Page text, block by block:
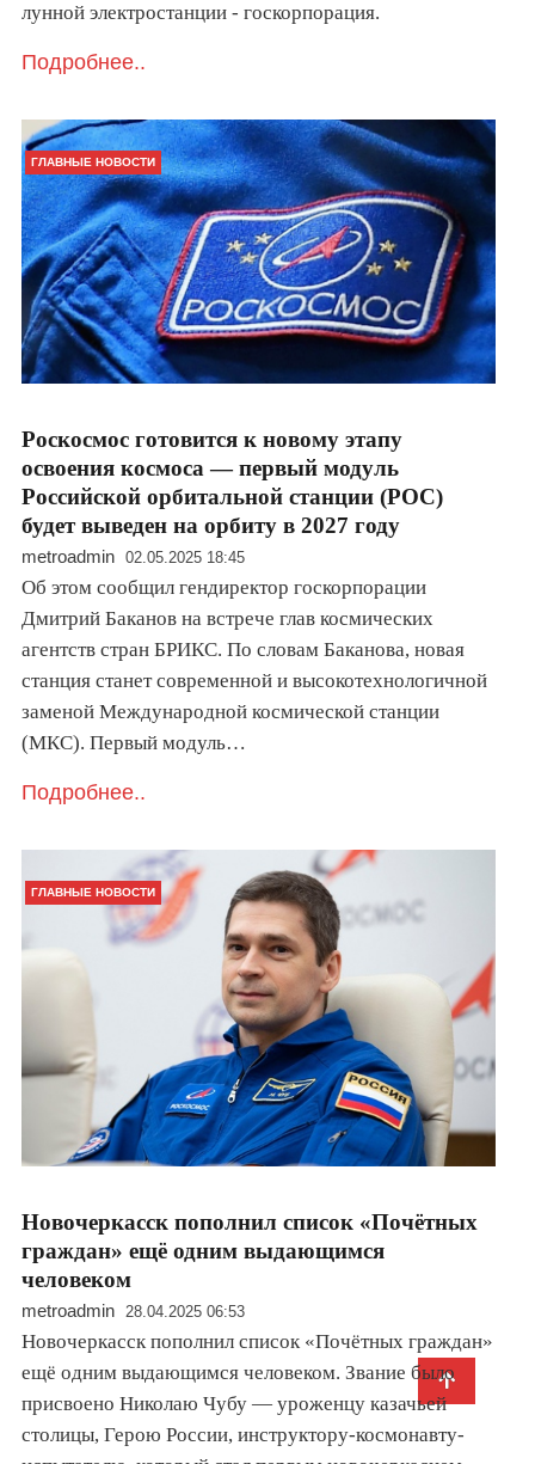
лунной электростанции - госкорпорация.
Подробнее..
ГЛАВНЫЕ НОВОСТИ
Роскосмос готовится к новому этапу
освоения космоса — первый модуль
Российской орбитальной станции (РОС)
будет выведен на орбиту в 2027 году
metroadmin 02.05.2025 18:45
Об этом сообщил гендиректор госкорпорации
Дмитрий Баканов на встрече глав космических
агентств стран БРИКС. По словам Баканова, новая
станция станет современной и высокотехнологичной
заменой Международной космической станции
(МКС). Первый модуль…
Подробнее..
ГЛАВНЫЕ НОВОСТИ
Новочеркасск пополнил список «Почётных
граждан» ещё одним выдающимся
человеком
metroadmin 28.04.2025 06:53
Новочеркасск пополнил список «Почётных граждан»
ещё одним выдающимся человеком. Звание было
присвоено Николаю Чубу — уроженцу казачьей
столицы, Герою России, инструктору-космонавту-